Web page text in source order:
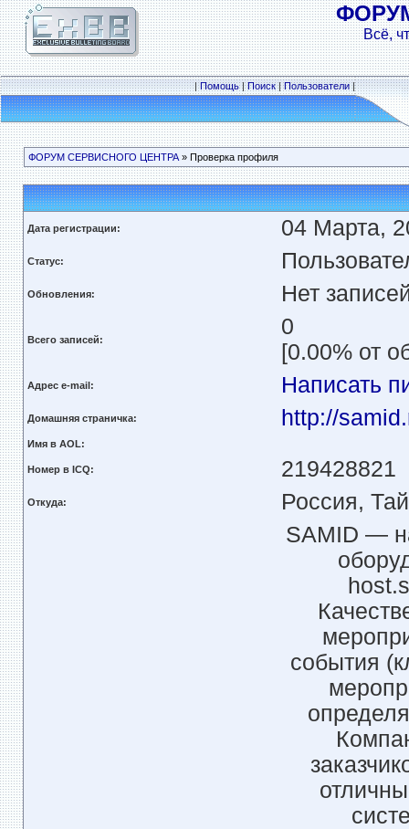
Всё,
|Помощь|Поиск|Пользователи|
ФОРУМ СЕРВИСНОГО ЦЕНТРА» Проверка профиля
Дата регистрации: 04 Марта,
Статус:
Обновления: Нет
Всего записей:
0
[0.00% от
Адрес e-mail: Написать
Домашняя страничка: http://
Имя в AOL:
Номер в ICQ: 219428821
Откуда: Россия,
SAMID —
события